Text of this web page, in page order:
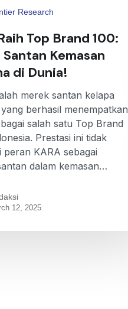
Research
Top Brand 100:
Santan Kemasan
di Dunia!
merek santan kelapa
berhasil menempatkan
salah satu Top Brand
Prestasi ini tidak
peran KARA sebagai
dalam kemasan…
12, 2025